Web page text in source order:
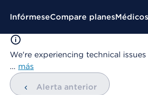
Menú contextual
InfórmeseCompare planes
We're experiencing technical
… más
Alerta anterior